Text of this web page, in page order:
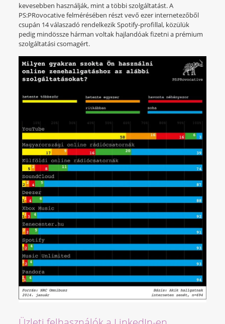
kevesebben használják, mint a többi szolgáltatást. A
PS:PRovocative felmérésében részt vevő ezer internetezőből
csupán 14 válaszadó rendelkezik Spotify-profillal, közülük
pedig mindössze hárman voltak hajlandóak fizetni a prémium
szolgáltatási csomagért.